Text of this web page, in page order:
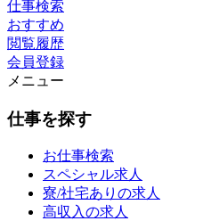
仕事検索
おすすめ
閲覧履歴
会員登録
メニュー
仕事を探す
お仕事検索
スペシャル求人
寮/社宅ありの求人
高収入の求人